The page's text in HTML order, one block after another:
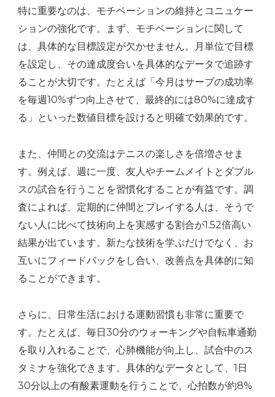
特に重要なのは、モチベーションの維持とコニュケー
ションの強化です。まず、モチベーションに関して
は、具体的な目標設定が欠かせません。月単位で目標
を設定し、その達成度合いを具体的なデータで追跡す
ることが大切です。たとえば「今月はサーブの成功率
を毎週10%ずつ向上させて、最終的には80%に達成す
る」といった数値目標を設けると明確で効果的です。
また、仲間との交流はテニスの楽しさを倍増させま
す。例えば、週に一度、友人やチームメイトとダブル
スの試合を行うことを習慣化することが有益です。調
査によれば、定期的に仲間とプレイする人は、そうで
ない人に比べて技術向上を実感する割合が1.52倍高い
結果が出ています。新たな技術を学ぶだけでなく、お
互いにフィードバックをし合い、改善点を具体的に知
ることができます。
さらに、日常生活における運動習慣も非常に重要で
す。たとえば、毎日30分のウォーキングや自転車通勤
を取り入れることで、心肺機能が向上し、試合中のス
タミナを強化できます。具体的なデータとして、1日
30分以上の有酸素運動を行うことで、心拍数が約8%